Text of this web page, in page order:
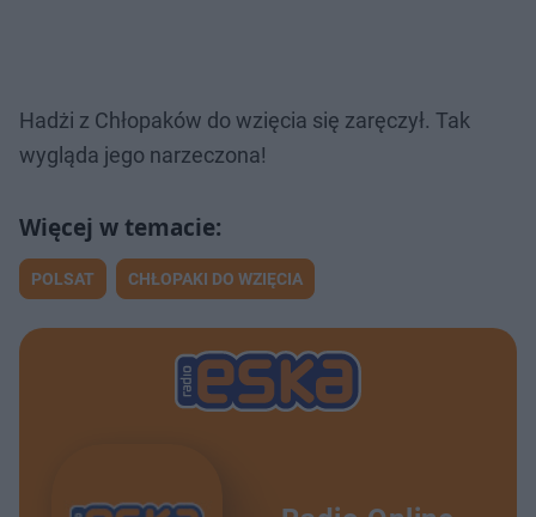
Hadżi z Chłopaków do wzięcia się zaręczył. Tak
wygląda jego narzeczona!
POLSAT CHŁOPAKI DO WZIĘCIA